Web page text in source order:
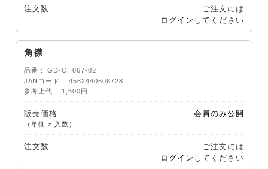
注文数
ご注文には
ログイン してください
角襟
品番
GD-CH067-02
JANコード
4562440608728
参考上代
1,500円
販売価格
（単価 × 入数）
会員のみ公開
注文数
ご注文には
ログイン してください